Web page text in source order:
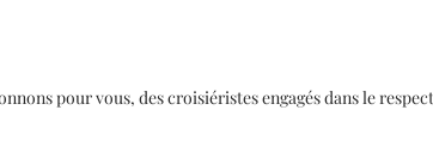
pour vous, des croisiéristes engagés dans le